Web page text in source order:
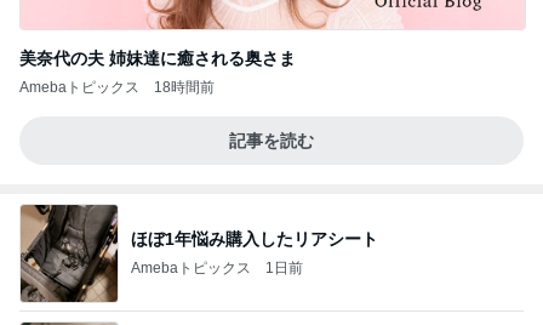
美奈代の夫 姉妹達に癒される奥さま
Amebaトピックス 18時間前
記事を読む
ほぼ1年悩み購入したリアシート
Amebaトピックス 1日前